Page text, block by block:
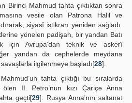
Birinci Mahmud tahta çıktıktan sonra
vesile olan Patrona Halil ve
siyasî istikrarı yeniden sağladı.
yönelen padişah, bir yandan Batı
için Avrupa’dan teknik ve askerî
yandan da cephelerde meydana
ilgilenmeye başladı[28].
tahta çıktığı bu sıralarda
ölen II. Petro’nun kızı Çariçe Anna
geçti[29]. Rusya Anna’nın saltanat